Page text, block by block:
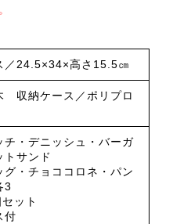
／24.5×34×高さ15.5㎝
収納ケース／ポリプロ
チ・デニッシュ・バーガ
トサンド
グ・チョココロネ・パン
3
ット
付